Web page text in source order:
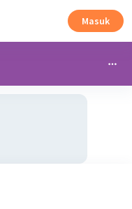
Masuk